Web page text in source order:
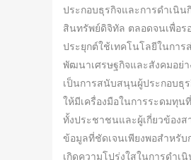
ประกอบธุรกิจและการดำเนิน
สินทรัพย์ดิจิทัล ตลอดจนเพื่อร
ประยุกต์ใช้เทคโนโลยีในการ
พัฒนาเศรษฐกิจและสังคมอย่า
เป็นการสนับสนุนผู้ประกอบธุ
ให้มีเครื่องมือในการระดมทุน
ทั้งประชาชนและผู้เกี่ยวข้องส
ข้อมูลที่ชัดเจนเพียงพอสำหรับ
เกิดความโปร่งใสในการดำเ